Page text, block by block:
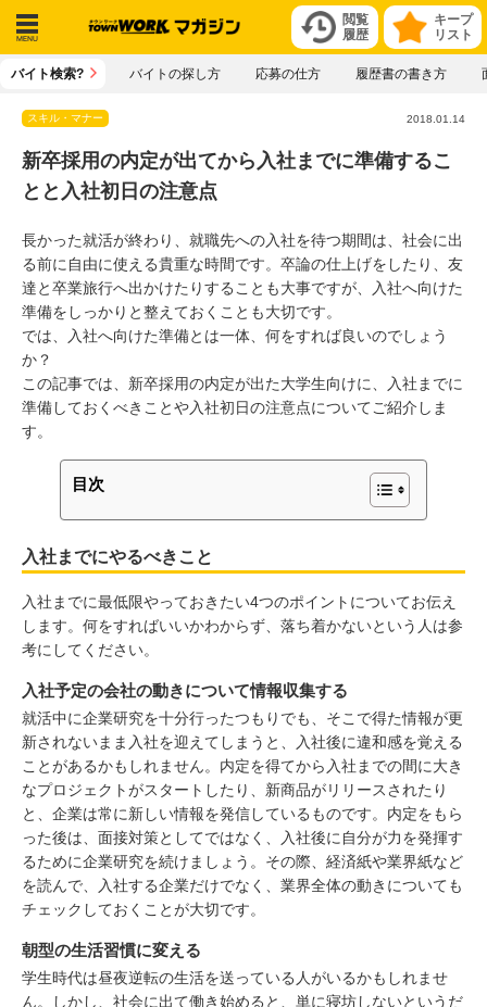
キープ
リスト
閲覧
履歴
メニ
バイト検索? バイトの探し方 応募の仕方 履歴書の書き方
スキル・マナー 2018.01.14
新卒採用の内定が出てから入社までに準備するこ
とと入社初日の注意点
長かった就活が終わり、就職先への入社を待つ期間は、社会に出
る前に自由に使える貴重な時間です。卒論の仕上げをしたり、友
達と卒業旅行へ出かけたりすることも大事ですが、入社へ向けた
準備をしっかりと整えておくことも大切です。
では、入社へ向けた準備とは一体、何をすれば良いのでしょう
か？
この記事では、新卒採用の内定が出た大学生向けに、入社までに
準備しておくべきことや入社初日の注意点についてご紹介しま
す。
目次
入社までにやるべきこと
入社までに最低限やっておきたい4つのポイントについてお伝え
します。何をすればいいかわからず、落ち着かないという人は参
考にしてください。
入社予定の会社の動きについて情報収集する
就活中に企業研究を十分行ったつもりでも、そこで得た情報が更
新されないまま入社を迎えてしまうと、入社後に違和感を覚える
ことがあるかもしれません。内定を得てから入社までの間に大き
なプロジェクトがスタートしたり、新商品がリリースされたり
と、企業は常に新しい情報を発信しているものです。内定をもら
った後は、面接対策としてではなく、入社後に自分が力を発揮す
るために企業研究を続けましょう。その際、経済紙や業界紙など
を読んで、入社する企業だけでなく、業界全体の動きについても
チェックしておくことが大切です。
朝型の生活習慣に変える
学生時代は昼夜逆転の生活を送っている人がいるかもしれませ
ん。しかし、社会に出て働き始めると、単に寝坊しないというだ